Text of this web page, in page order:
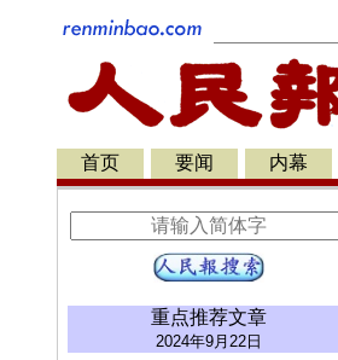
首页 要闻 内幕
重点推荐文章
2024年9月22日